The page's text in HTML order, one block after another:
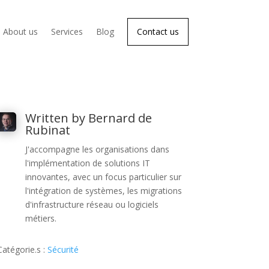
About us Services Blog Contact us
Written by Bernard de
Rubinat
J'accompagne les organisations dans
l'implémentation de solutions IT
innovantes, avec un focus particulier sur
l'intégration de systèmes, les migrations
d'infrastructure réseau ou logiciels
métiers.
: Sécurité